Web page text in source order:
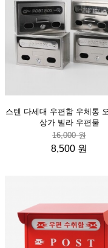
스텐 다세대 우편함 우체통
상가 빌라 우편물
16,000 원
8,500 원